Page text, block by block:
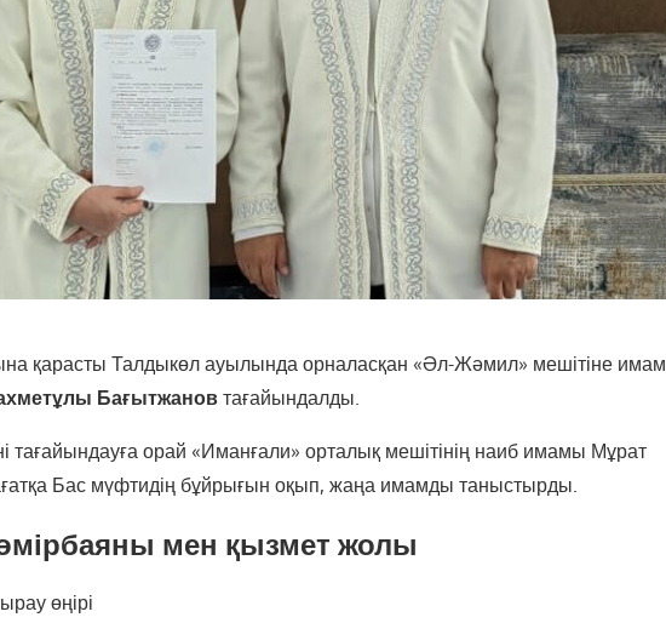
қарасты Талдыкөл ауылында орналасқан «Әл-Жәмил» мешітіне имам
Бағытжанов тағайындалды.
тағайындауға орай «Иманғали» орталық мешітінің наиб имамы Мұрат
Бас мүфтидің бұйрығын оқып, жаңа имамды таныстырды.
мен қызмет жолы
өңірі